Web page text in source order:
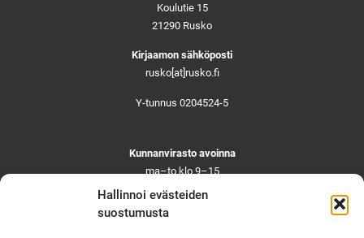
Hallinnoi evästeiden
suostumusta
Koulutie 15
21290 Rusko
Kirjaamon sähköposti
rusko[at]rusko.fi
Y-tunnus 0204524-5
Kunnanvirasto avoinna
ma–to klo 9–15
pe ja aattoina klo 9–14
Suljettuna ma–pe klo 11–12